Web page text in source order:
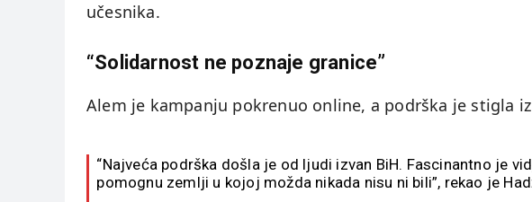
učesnika.
“Solidarnost ne poznaje granice”
Alem je kampanju pokrenuo online, a podrška je stigla
“Najveća podrška došla je od ljudi izvan BiH. Fascinantno je
pomognu zemlji u kojoj možda nikada nisu ni bili”, rekao je